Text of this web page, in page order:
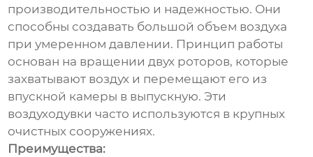
производительностью и надежностью. Они
способны создавать большой объем воздуха
при умеренном давлении. Принцип работы
основан на вращении двух роторов, которые
захватывают воздух и перемещают его из
впускной камеры в выпускную. Эти
воздуходувки часто используются в крупных
очистных сооружениях.
Преимущества: